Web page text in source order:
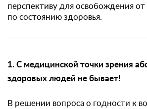
перспективу для освобождения от
по состоянию здоровья.
1. С медицинской точки зрения
здоровых людей не бывает!
В решении вопроса о годности к